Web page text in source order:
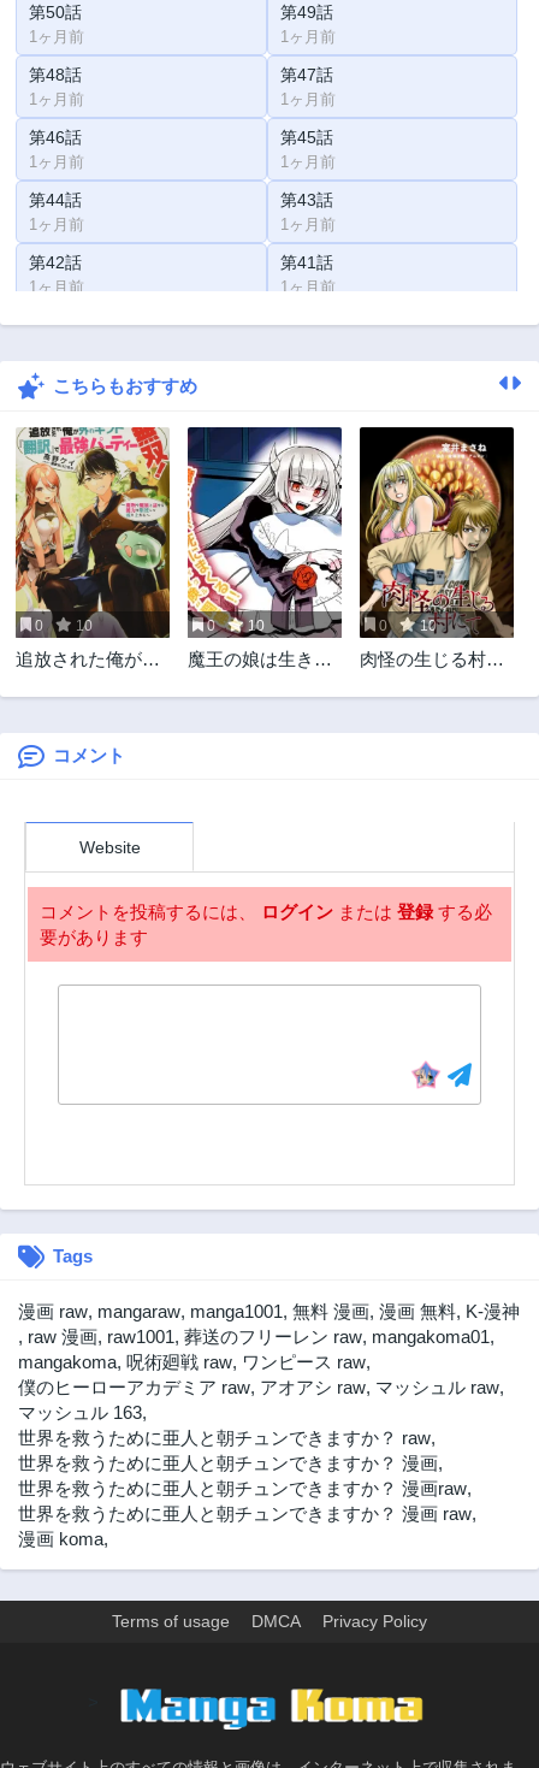
第50話
1ヶ月前
第49話
1ヶ月前
第48話
1ヶ月前
第47話
1ヶ月前
第46話
1ヶ月前
第45話
1ヶ月前
第44話
1ヶ月前
第43話
1ヶ月前
第42話
1ヶ月前
第41話
1ヶ月前
第40話 第39話
第38話
第36話
2年前
第35話
3年前
第34.6話
3年前
第34.5話
3年前
第34話
3年前
第33.5話
3年前
第33話
3年前
第32.5話
3年前
第32話 第31話
第30話
第28話
第26話
3年前
第25話
3年前
第24話
3年前 3年前
第14話
第12話
3年前
第11話
3年前
第10.5話
3年前
第10話
第9話
3年前
第8話
3年前
第7話
3年前
第6話
3年前 3年前
こちらもおすすめ
0 10
追放された俺が外
無双！～魔物や魔
族と話せる能力を
0 10
魔王の娘は生き汚
0 10
肉怪の生じる村に
コメント
Website
コメントを投稿するには、 ログイン または 登録する必
要があります
Tags
漫画 raw, mangaraw, manga1001, 無料 漫画, 漫画 無料, K-漫神
, raw 漫画, raw1001, 葬送のフリーレン raw, mangakoma01,
mangakoma, 呪術廻戦 raw, ワンピース raw,
僕のヒーローアカデミア raw, アオアシ raw, マッシュル raw,
マッシュル 163,
世界を救うために亜人と朝チュンできますか？ raw,
世界を救うために亜人と朝チュンできますか？ 漫画,
世界を救うために亜人と朝チュンできますか？ 漫画raw,
世界を救うために亜人と朝チュンできますか？ 漫画 raw,
漫画 koma,
Terms of usage DMCA Privacy Policy